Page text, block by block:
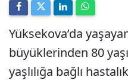
Yüksekova’da
büyüklerinden 80
yaşlılığa bağlı